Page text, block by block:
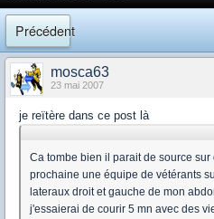
Précédent
mosca63
23 mai 2007
je reïtère dans ce post là
Ca tombe bien il parait de source
prochaine une équipe de vétérants
lateraux droit et gauche de mon
j'essaierai de courir 5 mn avec des